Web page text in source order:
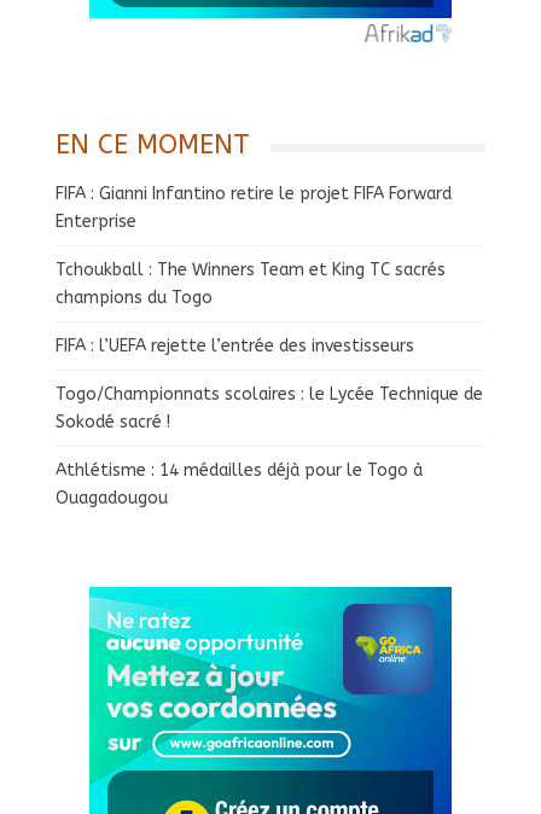
EN CE MOMENT
FIFA : Gianni Infantino retire le projet FIFA Forward
Enterprise
Tchoukball : The Winners Team et King TC sacrés
champions du Togo
FIFA : l’UEFA rejette l’entrée des investisseurs
Togo/Championnats scolaires : le Lycée Technique de
Sokodé sacré !
Athlétisme : 14 médailles déjà pour le Togo à
Ouagadougou